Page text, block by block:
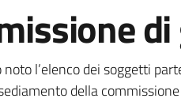
della
l’elenco dei soggetti
della